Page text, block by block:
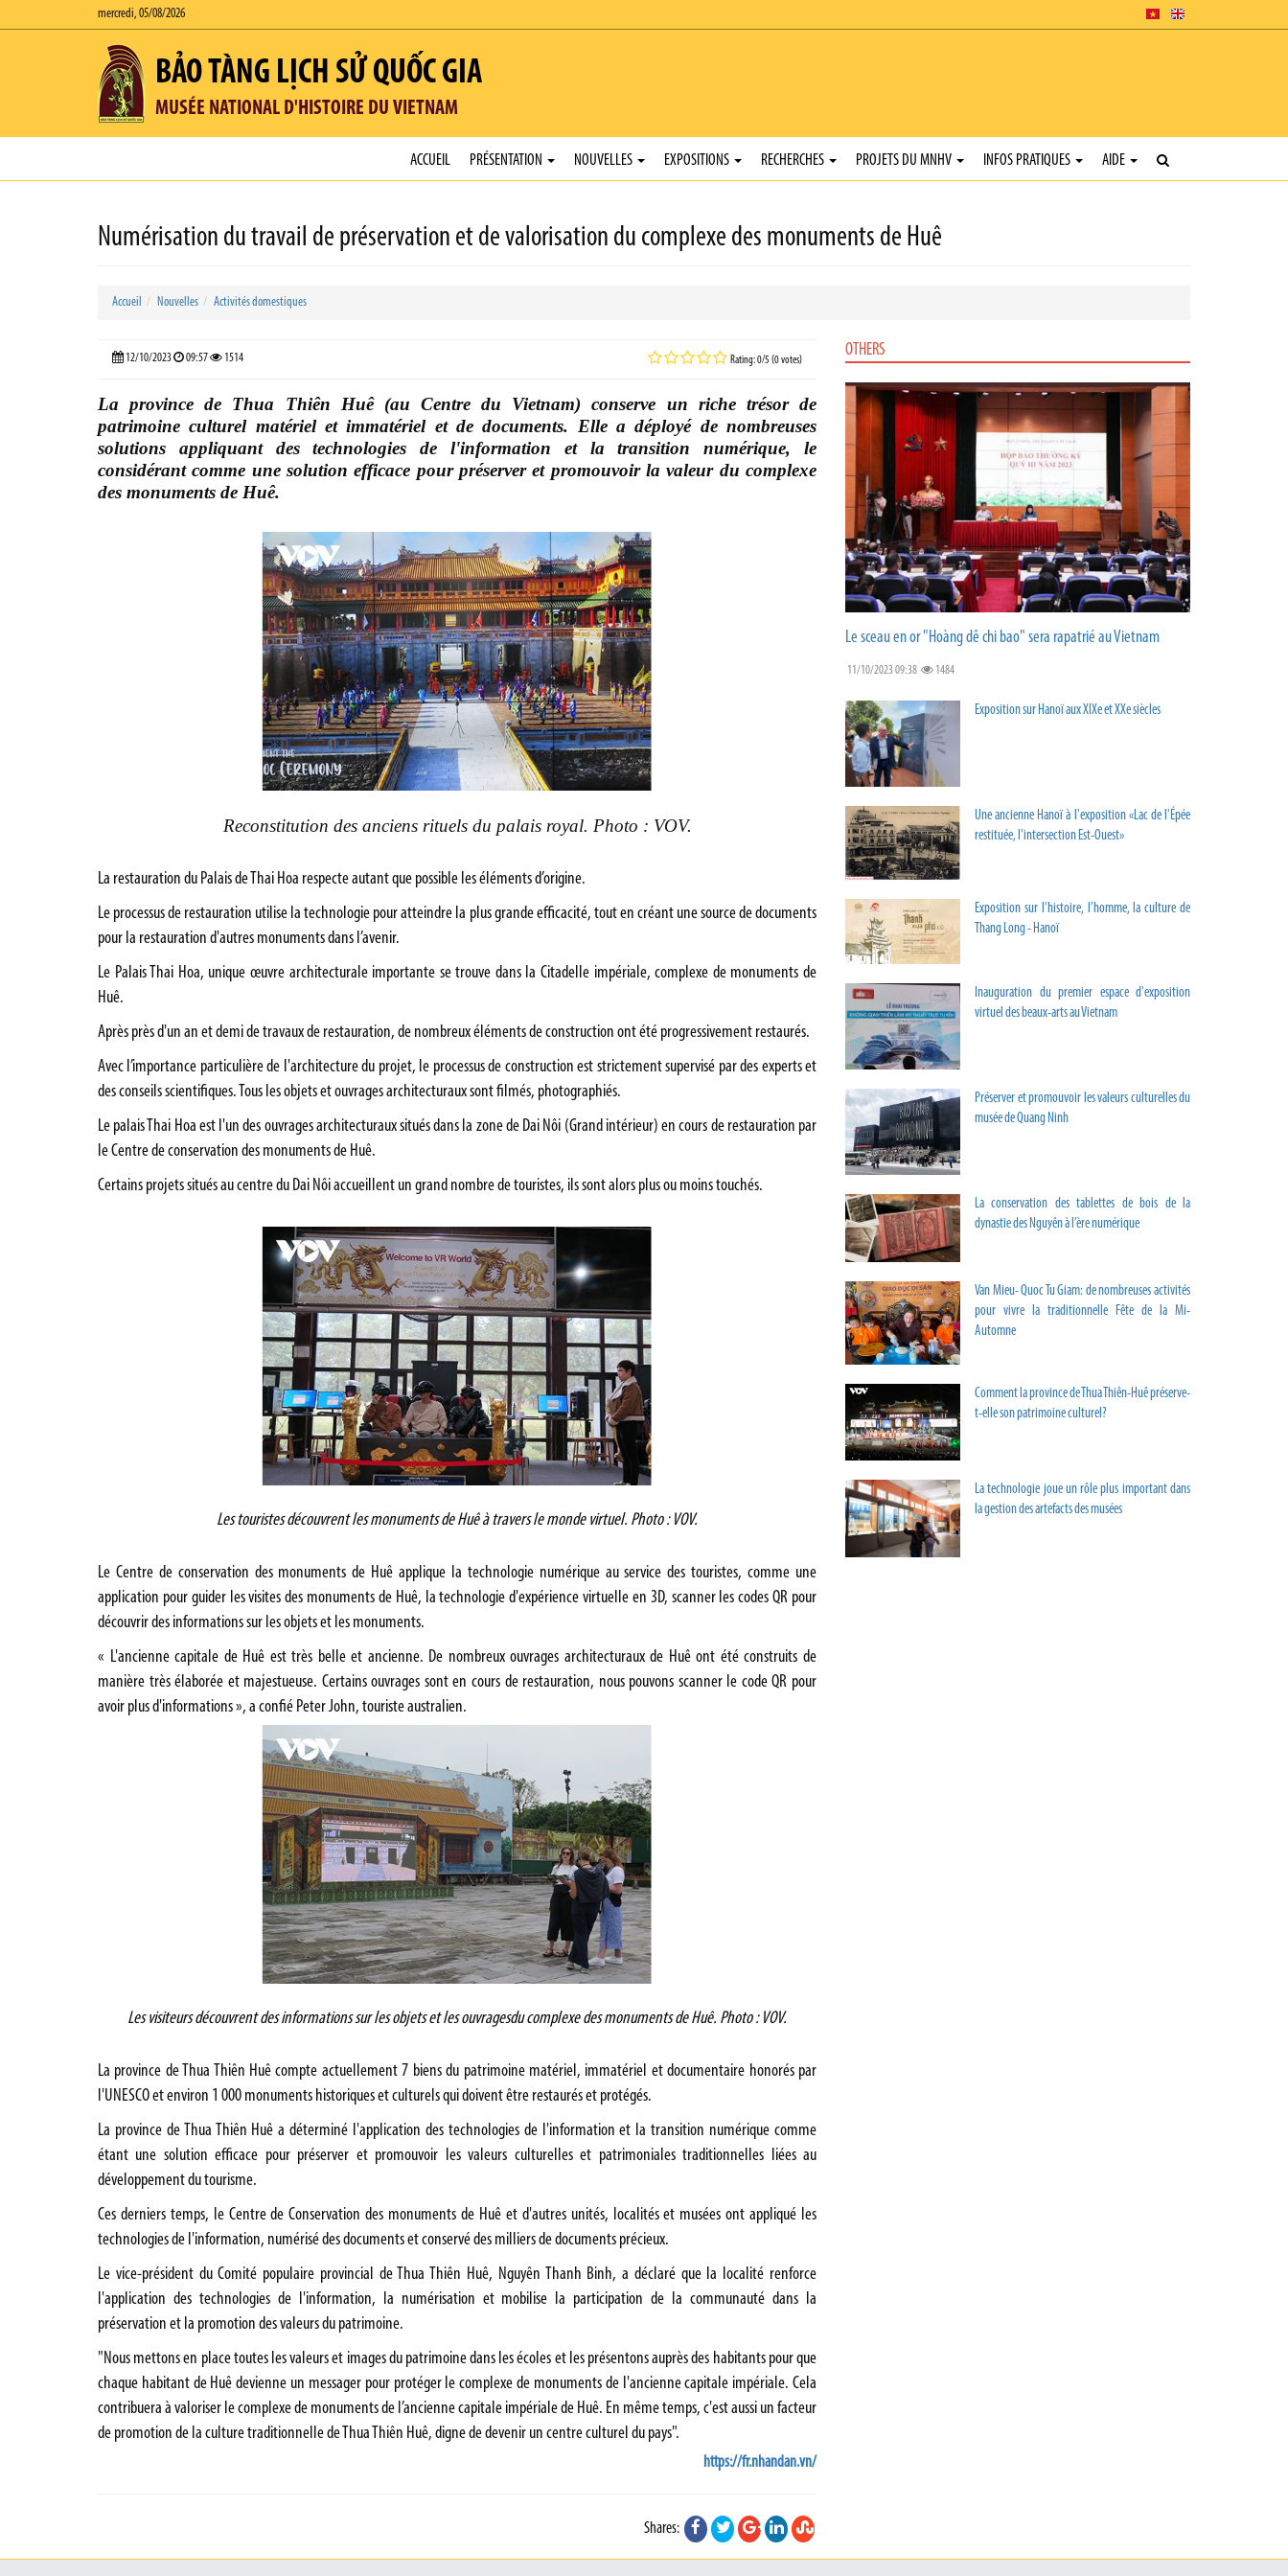
mercredi, 05/08/2026
BẢO TÀNG LỊCH SỬ QUỐC GIA
MUSÉE NATIONAL D'HISTOIRE DU VIETNAM
ACCUEIL PRÉSENTATION NOUVELLES EXPOSITIONS RECHERCHES PROJETS DU MNHV INFOS PRATIQUES AIDE
Numérisation du travail de préservation et de valorisation du complexe des monuments de Huê
Accueil Nouvelles Activités domestiques
12/10/2023 09:57 1514 Rating: 0/5 (0 votes)
La province de Thua Thiên Huê (au Centre du Vietnam) conserve un riche trésor de
patrimoine culturel matériel et immatériel et de documents. Elle a déployé de nombreuses
solutions appliquant des technologies de l'information et la transition numérique, le
considérant comme une solution efficace pour préserver et promouvoir la valeur du complexe
des monuments de Huê.
Reconstitution des anciens rituels du palais royal. Photo : VOV.
La restauration du Palais de Thai Hoa respecte autant que possible les éléments d’origine.
Le processus de restauration utilise la technologie pour atteindre la plus grande efficacité, tout en créant une source de documents
pour la restauration d'autres monuments dans l’avenir.
Le Palais Thai Hoa, unique œuvre architecturale importante se trouve dans la Citadelle impériale, complexe de monuments de
Huê.
Après près d'un an et demi de travaux de restauration, de nombreux éléments de construction ont été progressivement restaurés.
Avec l’importance particulière de l'architecture du projet, le processus de construction est strictement supervisé par des experts et
des conseils scientifiques. Tous les objets et ouvrages architecturaux sont filmés, photographiés.
Le palais Thai Hoa est l'un des ouvrages architecturaux situés dans la zone de Dai Nôi (Grand intérieur) en cours de restauration par
le Centre de conservation des monuments de Huê.
Certains projets situés au centre du Dai Nôi accueillent un grand nombre de touristes, ils sont alors plus ou moins touchés.
Les touristes découvrent les monuments de Huê à travers le monde virtuel. Photo : VOV.
Le Centre de conservation des monuments de Huê applique la technologie numérique au service des touristes, comme une
application pour guider les visites des monuments de Huê, la technologie d'expérience virtuelle en 3D, scanner les codes QR pour
découvrir des informations sur les objets et les monuments.
« L'ancienne capitale de Huê est très belle et ancienne. De nombreux ouvrages architecturaux de Huê ont été construits de
manière très élaborée et majestueuse. Certains ouvrages sont en cours de restauration, nous pouvons scanner le code QR pour
avoir plus d'informations », a confié Peter John, touriste australien.
Les visiteurs découvrent des informations sur les objets et les ouvragesdu complexe des monuments de Huê. Photo : VOV.
La province de Thua Thiên Huê compte actuellement 7 biens du patrimoine matériel, immatériel et documentaire honorés par
l'UNESCO et environ 1 000 monuments historiques et culturels qui doivent être restaurés et protégés.
La province de Thua Thiên Huê a déterminé l'application des technologies de l'information et la transition numérique comme
étant une solution efficace pour préserver et promouvoir les valeurs culturelles et patrimoniales traditionnelles liées au
développement du tourisme.
Ces derniers temps, le Centre de Conservation des monuments de Huê et d'autres unités, localités et musées ont appliqué les
technologies de l'information, numérisé des documents et conservé des milliers de documents précieux.
Le vice-président du Comité populaire provincial de Thua Thiên Huê, Nguyên Thanh Binh, a déclaré que la localité renforce
l'application des technologies de l'information, la numérisation et mobilise la participation de la communauté dans la
préservation et la promotion des valeurs du patrimoine.
"Nous mettons en place toutes les valeurs et images du patrimoine dans les écoles et les présentons auprès des habitants pour que
chaque habitant de Huê devienne un messager pour protéger le complexe de monuments de l'ancienne capitale impériale. Cela
contribuera à valoriser le complexe de monuments de l’ancienne capitale impériale de Huê. En même temps, c'est aussi un facteur
de promotion de la culture traditionnelle de Thua Thiên Huê, digne de devenir un centre culturel du pays".
https://fr.nhandan.vn/
Shares:
OTHERS
Le sceau en or "Hoàng dê chi bao" sera rapatrié au Vietnam
11/10/2023 09:38 1484
Exposition sur Hanoï aux XIXe et XXe siècles
Une ancienne Hanoï à l'exposition «Lac de l'Épée
restituée, l'intersection Est-Ouest»
Exposition sur l'histoire, l’homme, la culture de
Thang Long - Hanoï
Inauguration du premier espace d'exposition
virtuel des beaux-arts au Vietnam
Préserver et promouvoir les valeurs culturelles du
musée de Quang Ninh
La conservation des tablettes de bois de la
dynastie des Nguyên à l’ère numérique
Van Mieu- Quoc Tu Giam: de nombreuses activités
pour vivre la traditionnelle Fête de la Mi-
Automne
Comment la province de Thua Thiên-Huê préserve-
t-elle son patrimoine culturel?
La technologie joue un rôle plus important dans
la gestion des artefacts des musées